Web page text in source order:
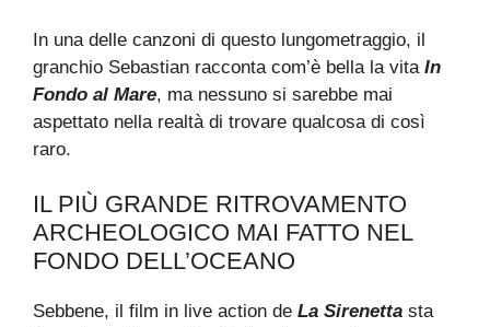
In una delle canzoni di questo lungometraggio, il
granchio Sebastian racconta com’è bella la vita In
Fondo al Mare, ma nessuno si sarebbe mai
aspettato nella realtà di trovare qualcosa di così
raro.
IL PIÙ GRANDE RITROVAMENTO
ARCHEOLOGICO MAI FATTO NEL
FONDO DELL’OCEANO
Sebbene, il film in live action de La Sirenetta sta